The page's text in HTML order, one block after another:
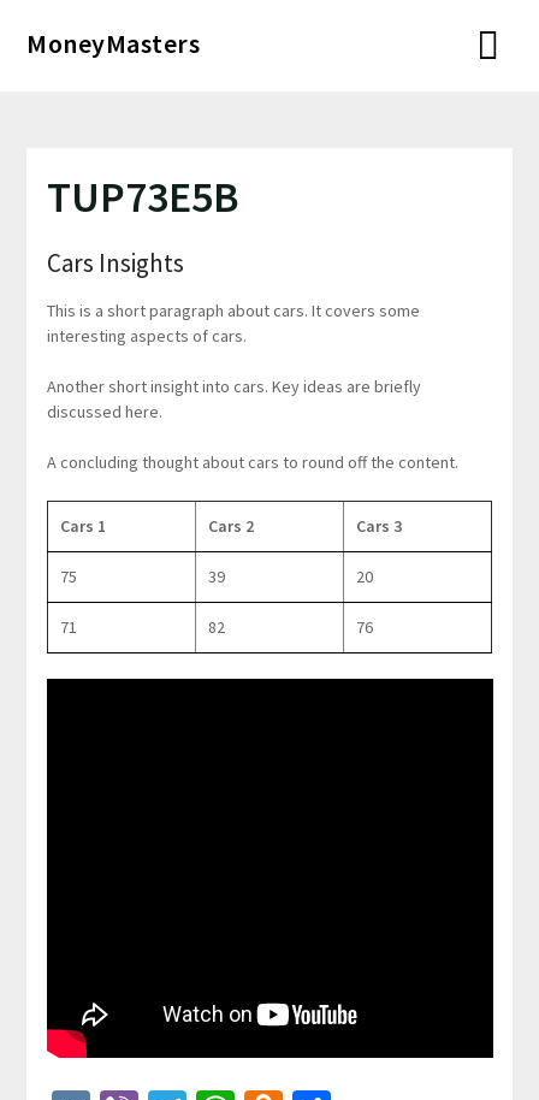
MoneyMasters
TUP73E5B
Cars Insights
This is a short paragraph about cars. It covers some
interesting aspects of cars.
Another short insight into cars. Key ideas are briefly
discussed here.
A concluding thought about cars to round off the content.
Cars 1 Cars 2 Cars 3
75 39 20
71 82 76